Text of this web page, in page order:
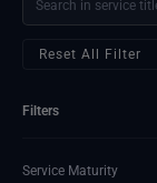
Reset All Filter
Filters
Service Maturity